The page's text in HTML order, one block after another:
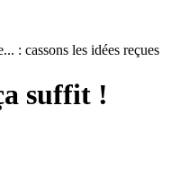
: cassons les idées reçues
suffit !